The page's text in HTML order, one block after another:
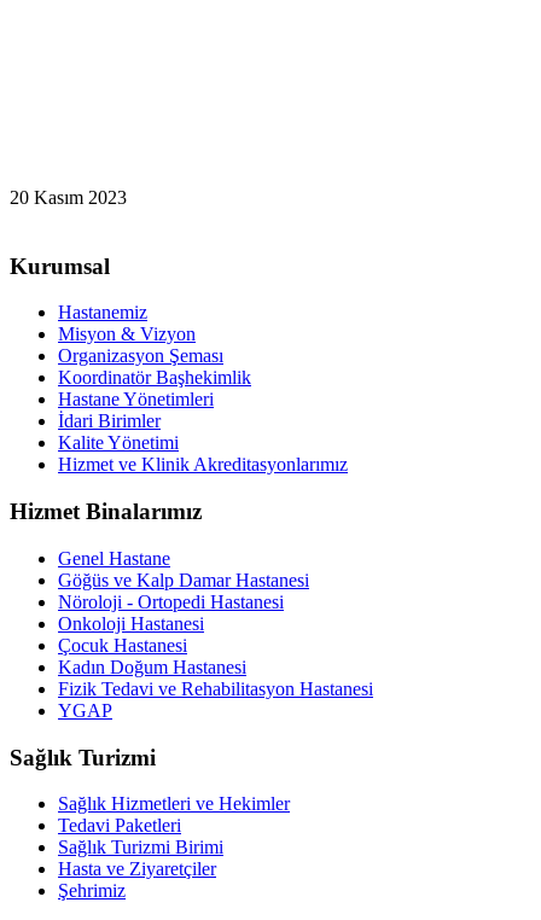
20 Kasım 2023
Kurumsal
Hastanemiz
Misyon & Vizyon
Organizasyon Şeması
Koordinatör Başhekimlik
Hastane Yönetimleri
İdari Birimler
Kalite Yönetimi
Hizmet ve Klinik Akreditasyonlarımız
Hizmet Binalarımız
Genel Hastane
Göğüs ve Kalp Damar Hastanesi
Nöroloji - Ortopedi Hastanesi
Onkoloji Hastanesi
Çocuk Hastanesi
Kadın Doğum Hastanesi
Fizik Tedavi ve Rehabilitasyon Hastanesi
YGAP
Sağlık Turizmi
Sağlık Hizmetleri ve Hekimler
Tedavi Paketleri
Sağlık Turizmi Birimi
Hasta ve Ziyaretçiler
Şehrimiz